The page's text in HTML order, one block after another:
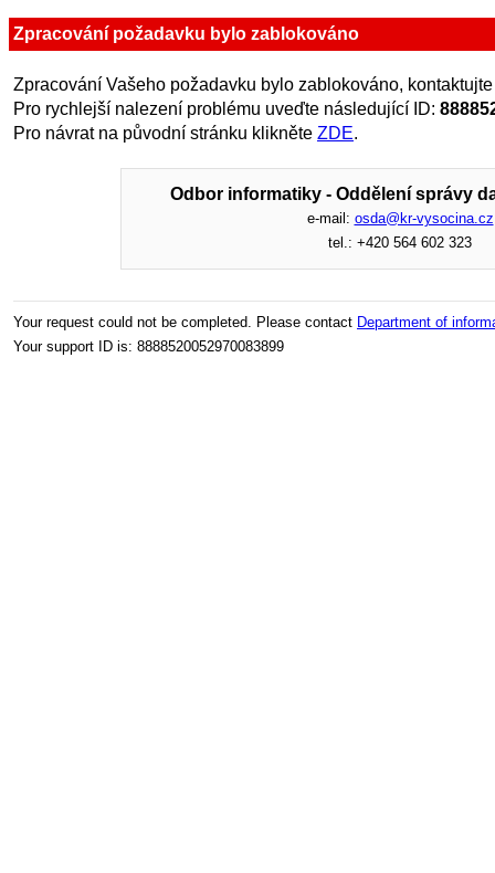
Zpracování požadavku bylo zablokováno
Zpracování Vašeho požadavku bylo zablokováno,
Pro rychlejší nalezení problému uveďte následující ID:
Pro návrat na původní stránku klikněte ZDE.
Odbor informatiky - Oddělení správy
e-mail: osda@kr-vysocina.cz
tel.: +420 564 602 323
Your request could not be completed. Please contact Department of
Your support ID is: 8888520052970083899